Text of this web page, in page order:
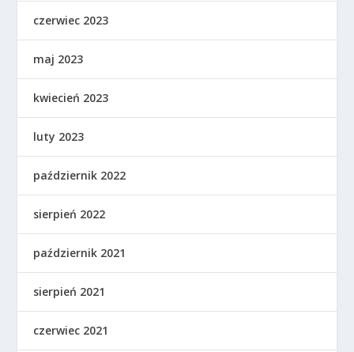
czerwiec 2023
maj 2023
kwiecień 2023
luty 2023
październik 2022
sierpień 2022
październik 2021
sierpień 2021
czerwiec 2021